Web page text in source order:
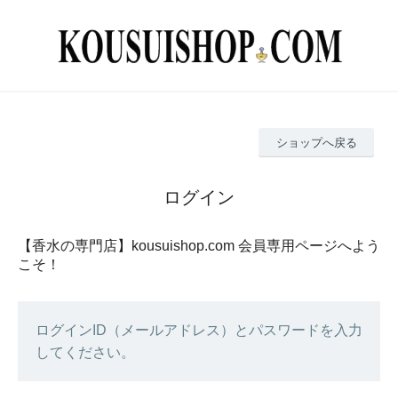
ショップへ戻る
ログイン
【香水の専門店】kousuishop.com 会員専用ページへよう
こそ！
ログインID（メールアドレス）とパスワードを入力
してください。